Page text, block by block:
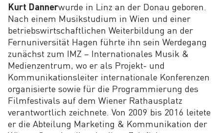
Kurt Dannerwurde in Linz an der Donau geboren.
Nach einem Musikstudium in Wien und einer
betriebswirtschaftlichen Weiterbildung an der
Fernuniversität Hagen führte ihn sein Werdegang
zunächst zum IMZ – Internationales Musik &
Medienzentrum, wo er als Projekt- und
Kommunikationsleiter internationale Konferenzen
organisierte sowie für die Programmierung des
Filmfestivals auf dem Wiener Rathausplatz
verantwortlich zeichnete. Von 2009 bis 2016 leitete
er die Abteilung Marketing & Kommunikation der